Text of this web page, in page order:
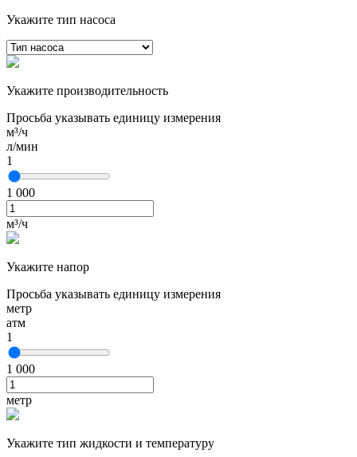
Укажите тип насоса
Укажите производительность
Просьба указывать единицу измерения
м³/ч
л/мин
1
1 000
м³/ч
Укажите напор
Просьба указывать единицу измерения
метр
атм
1
1 000
метр
Укажите тип жидкости и температуру